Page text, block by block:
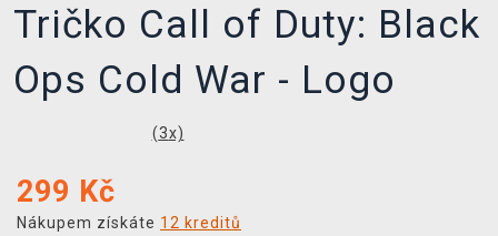
Tričko Call of Duty: Black
Ops Cold War - Logo
(3x)
299 Kč
Nákupem získáte 12 kreditů